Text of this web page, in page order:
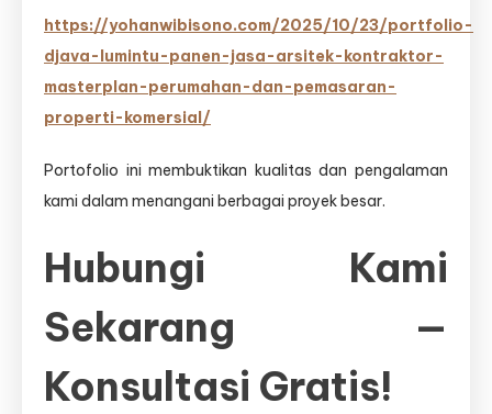
https://yohanwibisono.com/2025/10/23/portfolio-
djava-lumintu-panen-jasa-arsitek-kontraktor-
masterplan-perumahan-dan-pemasaran-
properti-komersial/
Portofolio ini membuktikan kualitas dan pengalaman
kami dalam menangani berbagai proyek besar.
Hubungi Kami
Sekarang —
Konsultasi Gratis!